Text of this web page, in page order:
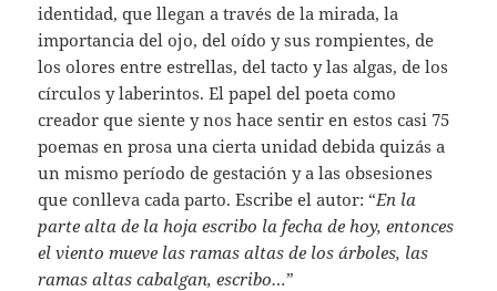
identidad, que llegan a través de la mirada, la
importancia del ojo, del oído y sus rompientes, de
los olores entre estrellas, del tacto y las algas, de los
círculos y laberintos. El papel del poeta como
creador que siente y nos hace sentir en estos casi 75
poemas en prosa una cierta unidad debida quizás a
un mismo período de gestación y a las obsesiones
que conlleva cada parto. Escribe el autor: “En la
parte alta de la hoja escribo la fecha de hoy, entonces
el viento mueve las ramas altas de los árboles, las
ramas altas cabalgan, escribo…”